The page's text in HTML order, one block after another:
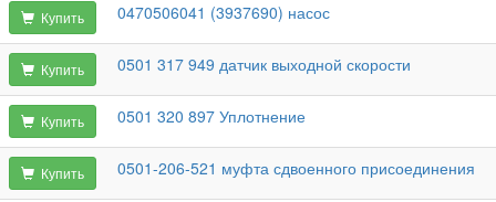
Купить 0470506041 (3937690) насос
Купить 0501 317 949 датчик выходной скорости
Купить 0501 320 897 Уплотнение
Купить 0501-206-521 муфта сдвоенного присоединения